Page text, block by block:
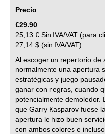
Precio
€29.90
25,13 € Sin IVA/VAT (para
27,14 $ (sin IVA/VAT)
Al escoger un repertorio de
normalmente una apertura
estratégicas y juego
ganar con negras, cuando
potencialmente demoledor.
que Garry Kasparov fuese
apertura le hizo buen
con ambos colores e